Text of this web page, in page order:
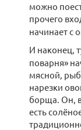
можно
прочего
начинает с
И наконец,
поварня»
мясной,
нарезки
борща. Он,
есть